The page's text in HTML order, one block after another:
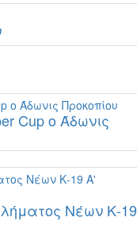
Cup ο Άδωνις
Νέων Κ-19